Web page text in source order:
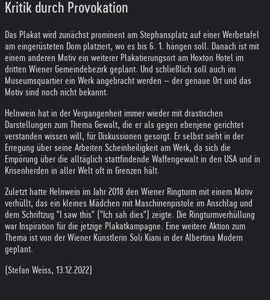
Kritik durch Provokation
Das Plakat wird zunächst prominent am Stephansplatz auf einer Werbetafel
am eingerüsteten Dom platziert, wo es bis 6. 1. hängen soll. Danach ist mit
einem anderen Motiv ein weiterer Plakatierungsort am Hoxton Hotel im
dritten Wiener Gemeindebezirk geplant. Und schließlich soll auch im
Museumsquartier ein Werk angebracht werden – der genaue Ort und das
Motiv sind noch nicht bekannt.
Helnwein hat in der Vergangenheit immer wieder mit drastischen
Darstellungen zum Thema Gewalt, die er als gegen ebenjene gerichtet
verstanden wissen will, für Diskussionen gesorgt. Er selbst sieht in der
Erregung über seine Arbeiten Scheinheiligkeit am Werk, da sich die
Empörung über die alltäglich stattfindende Waffengewalt in den USA und in
Krisenherden in aller Welt oft in Grenzen hält.
Zuletzt hatte Helnwein im Jahr 2018 den Wiener Ringturm mit einem Motiv
verhüllt, das ein kleines Mädchen mit Maschinenpistole im Anschlag und
dem Schriftzug "I saw this" ("Ich sah dies") zeigte. Die Ringturmverhüllung
war Inspiration für die jetzige Plakatkampagne. Eine weitere Aktion zum
Thema ist von der Wiener Künstlerin Soli Kiani in der Albertina Modern
geplant.
(Stefan Weiss, 13.12.2022)